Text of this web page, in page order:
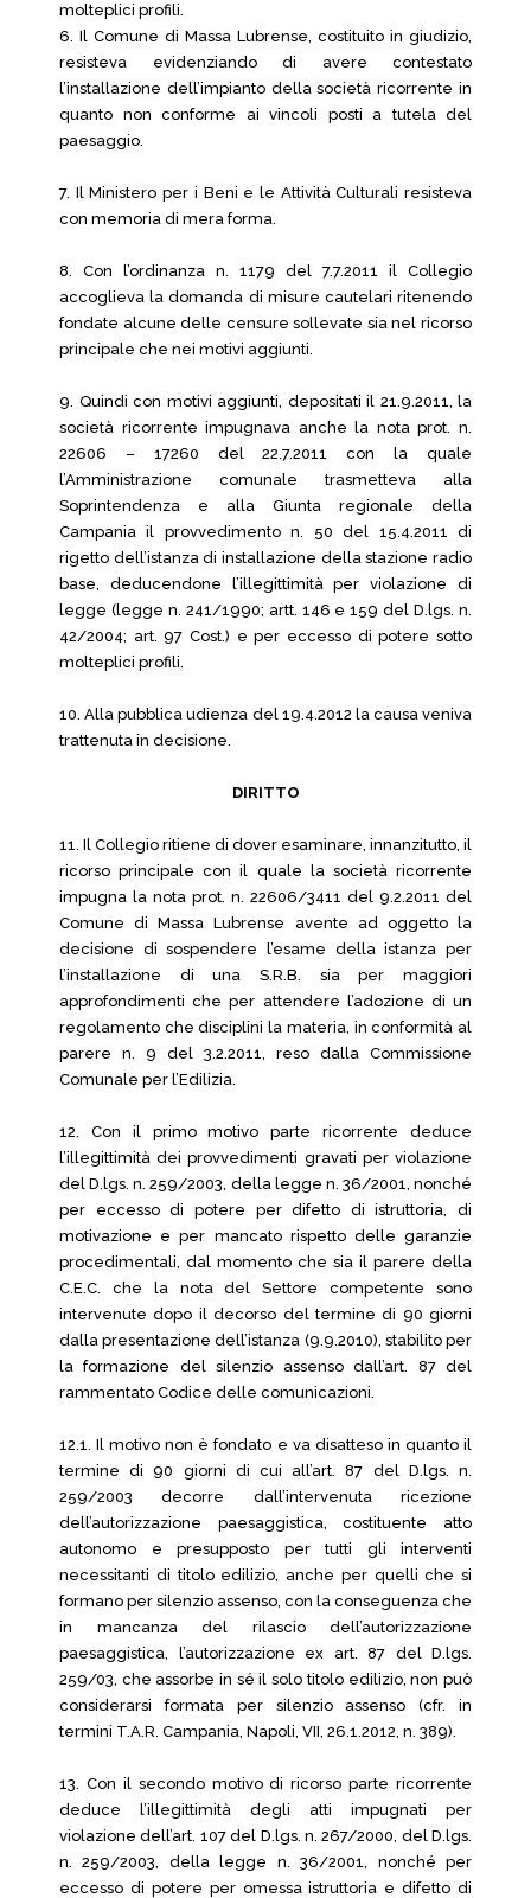
molteplici profili.
6. Il Comune di Massa Lubrense, costituito in giudizio,
resisteva evidenziando di avere contestato
l’installazione dell’impianto della società ricorrente in
quanto non conforme ai vincoli posti a tutela del
paesaggio.
7. Il Ministero per i Beni e le Attività Culturali resisteva
con memoria di mera forma.
8. Con l’ordinanza n. 1179 del 7.7.2011 il Collegio
accoglieva la domanda di misure cautelari ritenendo
fondate alcune delle censure sollevate sia nel ricorso
principale che nei motivi aggiunti.
9. Quindi con motivi aggiunti, depositati il 21.9.2011, la
società ricorrente impugnava anche la nota prot. n.
22606 – 17260 del 22.7.2011 con la quale
l’Amministrazione comunale trasmetteva alla
Soprintendenza e alla Giunta regionale della
Campania il provvedimento n. 50 del 15.4.2011 di
rigetto dell’istanza di installazione della stazione radio
base, deducendone l’illegittimità per violazione di
legge (legge n. 241/1990; artt. 146 e 159 del D.lgs. n.
42/2004; art. 97 Cost.) e per eccesso di potere sotto
molteplici profili.
10. Alla pubblica udienza del 19.4.2012 la causa veniva
trattenuta in decisione.
DIRITTO
11. Il Collegio ritiene di dover esaminare, innanzitutto, il
ricorso principale con il quale la società ricorrente
impugna la nota prot. n. 22606/3411 del 9.2.2011 del
Comune di Massa Lubrense avente ad oggetto la
decisione di sospendere l’esame della istanza per
l’installazione di una S.R.B. sia per maggiori
approfondimenti che per attendere l’adozione di un
regolamento che disciplini la materia, in conformità al
parere n. 9 del 3.2.2011, reso dalla Commissione
Comunale per l’Edilizia.
12. Con il primo motivo parte ricorrente deduce
l’illegittimità dei provvedimenti gravati per violazione
del D.lgs. n. 259/2003, della legge n. 36/2001, nonché
per eccesso di potere per difetto di istruttoria, di
motivazione e per mancato rispetto delle garanzie
procedimentali, dal momento che sia il parere della
C.E.C. che la nota del Settore competente sono
intervenute dopo il decorso del termine di 90 giorni
dalla presentazione dell’istanza (9.9.2010), stabilito per
la formazione del silenzio assenso dall’art. 87 del
rammentato Codice delle comunicazioni.
12.1. Il motivo non è fondato e va disatteso in quanto il
termine di 90 giorni di cui all’art. 87 del D.lgs. n.
259/2003 decorre dall’intervenuta ricezione
dell’autorizzazione paesaggistica, costituente atto
autonomo e presupposto per tutti gli interventi
necessitanti di titolo edilizio, anche per quelli che si
formano per silenzio assenso, con la conseguenza che
in mancanza del rilascio dell’autorizzazione
paesaggistica, l’autorizzazione ex art. 87 del D.lgs.
259/03, che assorbe in sé il solo titolo edilizio, non può
considerarsi formata per silenzio assenso (cfr. in
termini T.A.R. Campania, Napoli, VII, 26.1.2012, n. 389).
13. Con il secondo motivo di ricorso parte ricorrente
deduce l’illegittimità degli atti impugnati per
violazione dell’art. 107 del D.lgs. n. 267/2000, del D.lgs.
n. 259/2003, della legge n. 36/2001, nonché per
eccesso di potere per omessa istruttoria e difetto di